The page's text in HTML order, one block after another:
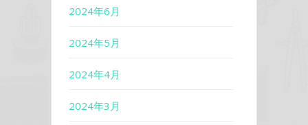
2024年6月
2024年5月
2024年4月
2024年3月